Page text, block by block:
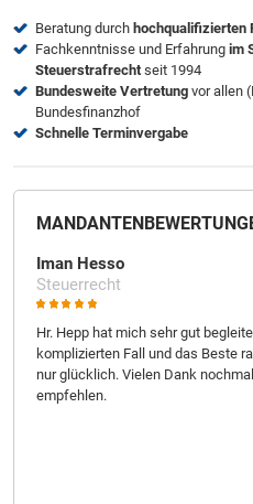
Beratung durch hochqualifizierten
Fachkenntnisse und Erfahrung im
Steuerstrafrechtseit 1994
Bundesweite Vertretung vor allen
Bundesfinanzhof
Schnelle Terminvergabe
Iman Hesso
Steuerrecht
Hr. Hepp hat mich sehr gut
komplizierten Fall und das Beste
nur glücklich. Vielen Dank
empfehlen.